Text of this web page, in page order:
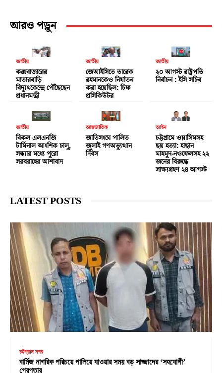
আরও পড়ুন
জাতীয়
কক্সবাজারের
মাতারবাড়ি
বিদ্যুৎকেন্দ্রে পৌঁছেছেন
প্রধানমন্ত্রী
জাতীয়
জেআইসিতে তারেক
রহমানকেও নির্যাতন
করা হয়েছিল: চিফ
প্রসিকিউটর
জাতীয়
২০ আগস্ট রাষ্ট্রপতি
নির্বাচন : ইসি সচিব
জাতীয়
বিকল এলএনজি
টার্মিনাল আংশিক চালু,
সন্ধ্যার মধ্যে পুরো
সরবরাহের আশাবাদ
আন্তর্জাতিক
জাতিসংঘে পালিত
জুলাই গণঅভ্যুত্থান
দিবস
আইন
চট্টগ্রামে ওয়াসিমসহ
ছয় হত্যা: হাছান
মাহমুদ-নওফেলসহ ২২
জনের বিরুদ্ধে
সাক্ষ্যগ্রহণ ২৪ আগস্ট
LATEST POSTS
চট্টগ্রাম নগর
বার্মিজ নাগরিক পরিচয়ে পালিয়ে যাওয়ার সময় বড় সাজ্জাদের ‘সহযোগী’
গ্রেপ্তার